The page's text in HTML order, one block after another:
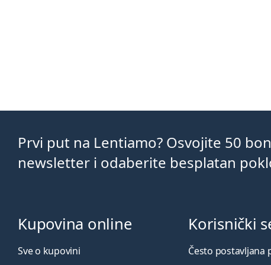
Prvi put na Lentiamo? Osvojite 50
newsletter i odaberite besplatan
Kupovina online
Sve o kupovini
Korisnički
Često postavljana